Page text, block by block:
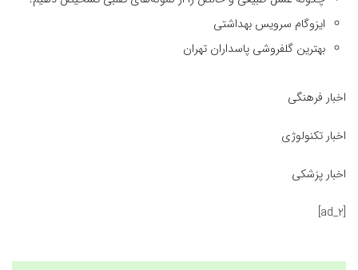
ایزوگام سرویس بهداشتی
بهترین گلفروشی پاسداران تهران
اخبار فرهنگی
اخبار تکنولوژی
اخبار پزشکی
[ad_2]